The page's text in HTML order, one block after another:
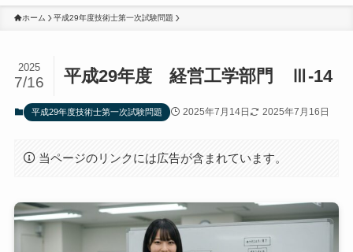
ホーム 平成29年度技術士第一次試験問題
平成29年度 経営工学部門 Ⅲ-14
2025
7/16
平成29年度技術士第一次試験問題 2025年7月14日 2025年7月16日
当ページのリンクには広告が含まれています。